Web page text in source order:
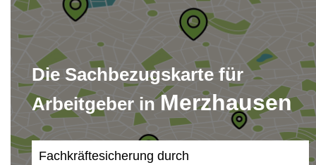
Die Sachbezugskarte für
Arbeitgeber inMerzhausen
Fachkräftesicherung durch